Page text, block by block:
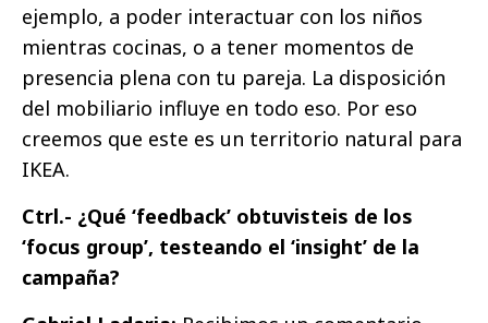
ejemplo, a poder interactuar con los niños
mientras cocinas, o a tener momentos de
presencia plena con tu pareja. La disposición
del mobiliario influye en todo eso. Por eso
creemos que este es un territorio natural para
IKEA.
Ctrl.- ¿Qué ‘feedback’ obtuvisteis de los
‘focus group’, testeando el ‘insight’ de la
campaña?